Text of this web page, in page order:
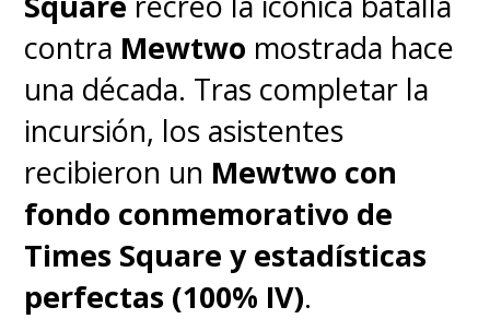
contra Mewtwo mostrada hace
una década. Tras completar la
incursión, los asistentes
recibieron un Mewtwo con
fondo conmemorativo de
Times Square y estadísticas
perfectas (100% IV).